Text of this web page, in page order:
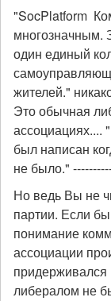
"SocPlatform
многозначным.
один единый
жителей."
Это обычная
ассоциациях....
был написан
не было."
Но ведь Вы не
партии. Если
понимание
ассоциации
придерживался
либералом не